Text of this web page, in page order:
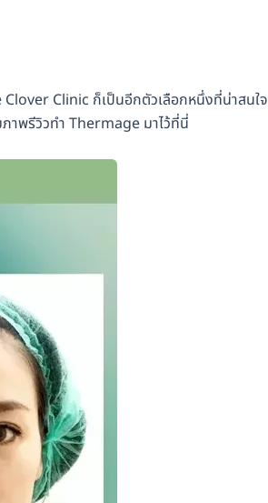
Clinic ก็เป็นอีกตัวเลือกหนึ่งที่น่าสนใจ
าพรีวิวทำ Thermage มาไว้ที่นี่